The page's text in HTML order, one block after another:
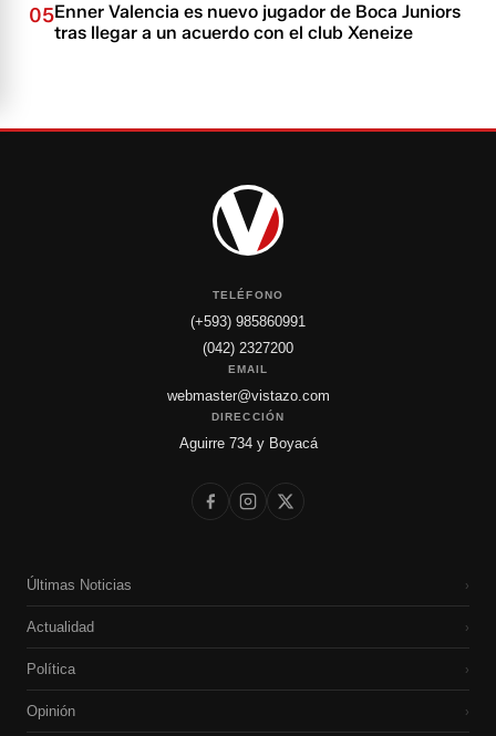
05Enner Valencia es nuevo jugador de Boca Juniors
tras llegar a un acuerdo con el club Xeneize
TELÉFONO
(+593) 985860991
(042) 2327200
EMAIL
webmaster@vistazo.com
DIRECCIÓN
Aguirre 734 y Boyacá
Últimas Noticias ›
Actualidad ›
Política ›
Opinión ›